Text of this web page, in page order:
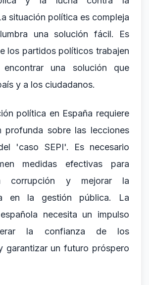
situación política es compleja
una solución fácil. Es
los partidos políticos trabajen
una solución que
y a los ciudadanos.
política en España requiere
profunda sobre las lecciones
'caso SEPI'. Es necesario
medidas efectivas para
corrupción y mejorar la
en la gestión pública. La
necesita un impulso
la confianza de los
garantizar un futuro próspero